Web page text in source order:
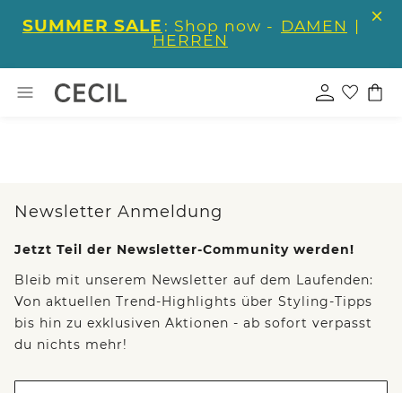
SUMMER SALE : Shop now - DAMEN |
HERREN
Newsletter Anmeldung
Jetzt Teil der Newsletter-Community werden!
Bleib mit unserem Newsletter auf dem Laufenden:
Von aktuellen Trend-Highlights über Styling-Tipps
bis hin zu exklusiven Aktionen - ab sofort verpasst
du nichts mehr!